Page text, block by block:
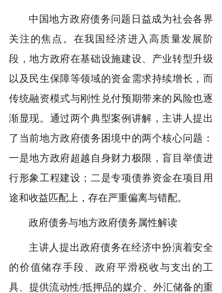
中国地方政府债务问题日益成为社会各界
关注的焦点。在我国经济进入高质量发展阶
段，地方政府在基础设施建设、产业转型升级
以及民生保障等领域的资金需求持续增长，而
传统融资模式与刚性兑付预期带来的风险也逐
渐显现。通过两个典型案例讲解，主讲人提出
了当前地方政府债务困境中的两个核心问题：
一是地方政府超越自身财力极限，盲目举债进
行形象工程建设；二是专项债券资金在项目用
途和收益匹配上，存在严重偏离与错配。
政府债务与地方政府债务属性解读
主讲人提出政府债务在经济中扮演着安全
的价值储存手段、政府平滑税收与支出的工
具、提供流动性/抵押品的媒介、外汇储备的重